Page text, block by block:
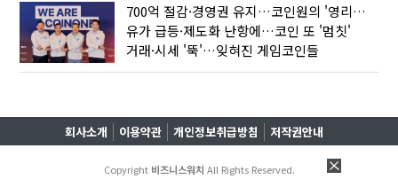
700억 절감·경영권 유지…코인원의 '영리한 딜'
유가 급등·제도화 난항에…코인 또 '멈칫'
거래·시세 '뚝'…잊혀진 게임코인들
회사소개 이용약관 개인정보취급방침 저작권안내
Copyright 비즈니스워치 All Rights Reserved.